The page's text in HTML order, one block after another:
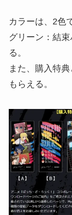
カラーは、2色
グリーン：結
る。
また、購入特
もらえる。